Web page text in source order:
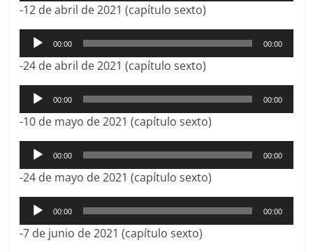
audio
-12 de abril de 2021 (capítulo sexto)
Reproductor
de
audio
00:00 00:00
-24 de abril de 2021 (capítulo sexto)
Reproductor
de
audio
00:00 00:00
-10 de mayo de 2021 (capítulo sexto)
Reproductor
de
audio
00:00 00:00
-24 de mayo de 2021 (capítulo sexto)
Reproductor
de
audio
00:00 00:00
-7 de junio de 2021 (capítulo sexto)